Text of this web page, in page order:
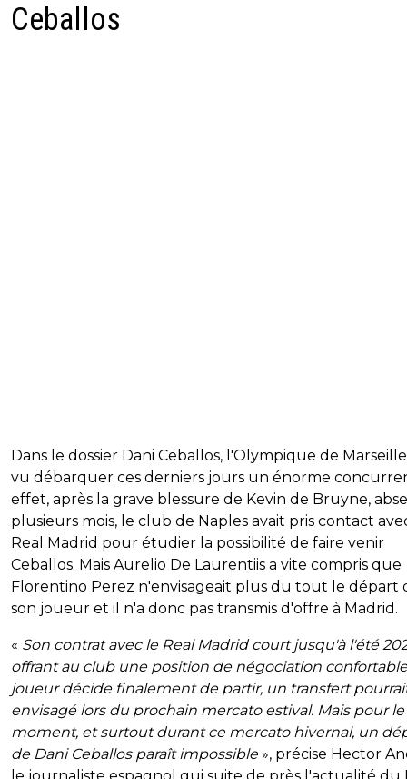
Ceballos
Dans le dossier Dani Ceballos, l'Olympique de
vu débarquer ces derniers jours un énorme
effet, après la grave blessure de Kevin de Bruyne,
plusieurs mois, le club de Naples avait pris contact
Real Madrid pour étudier la possibilité de faire venir
Ceballos. Mais Aurelio De Laurentiis a vite compris que
Florentino Perez n'envisageait plus du tout le départ
son joueur et il n'a donc pas transmis d'offre à Madrid.
« Son contrat avec le Real Madrid court jusqu'à l'été
offrant au club une position de négociation
joueur décide finalement de partir, un transfert
envisagé lors du prochain mercato estival. Mais pour le
moment, et surtout durant ce mercato hivernal, un
de Dani Ceballos paraît impossible», précise Hector